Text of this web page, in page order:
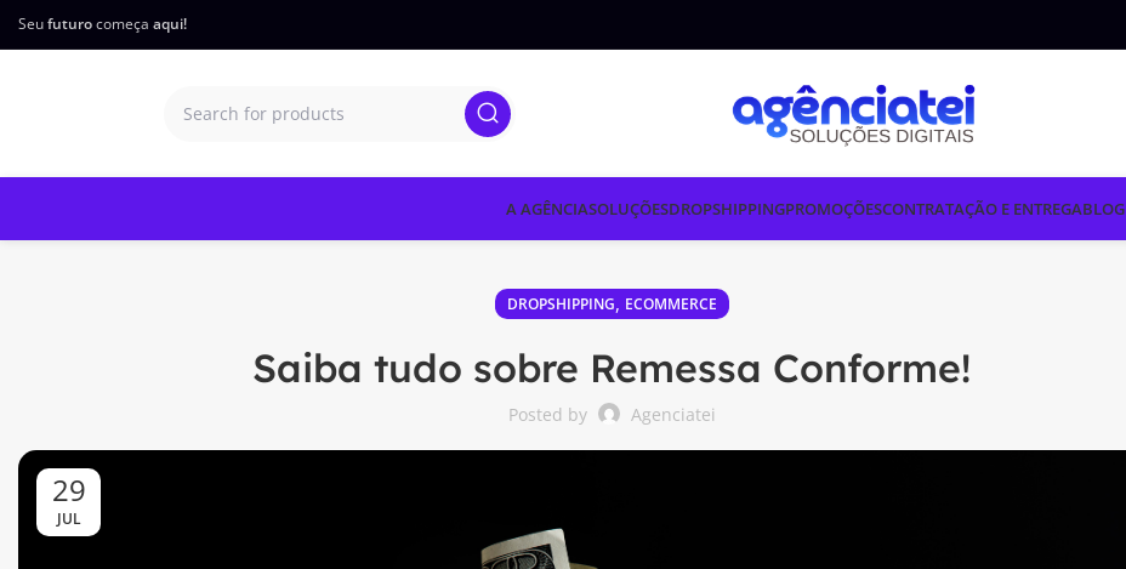
Seufuturocomeça aqui!
A AGÊNCIASOLUÇÕESDROPSHIPPINGPROMOÇÕESCONTRATAÇÃO E ENTREGABLOG
DROPSHIPPING, ECOMMERCE
Saiba tudo sobre Remessa Conforme!
Posted by Agenciatei
29
JUL